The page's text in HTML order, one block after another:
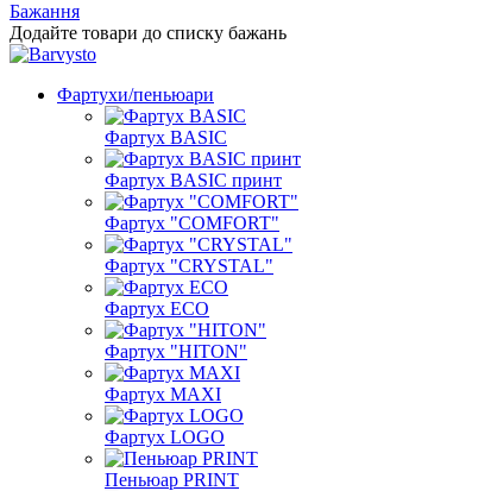
Бажання
Додайте товари до списку бажань
Фартухи/пеньюари
Фартух BASIC
Фартух BASIC принт
Фартух "COMFORT"
Фартух "CRYSTAL"
Фартух ECO
Фартух "HITON"
Фартух MAXI
Фартух LOGO
Пеньюар PRINT